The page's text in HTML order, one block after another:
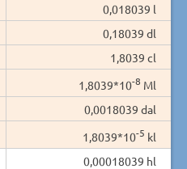
0,018039 l
0,18039 dl
1,8039 cl
1,8039*10-8 Ml
0,0018039 dal
1,8039*10-5 kl
0,00018039 hl